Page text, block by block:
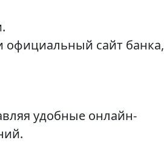
официальный сайт банка,
удобные онлайн-